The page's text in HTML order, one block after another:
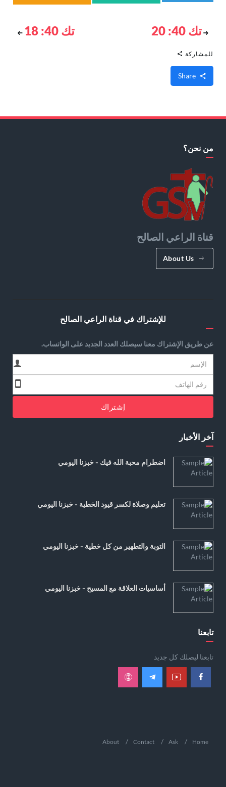
تك 40: 20 تك 40: 18
للمشاركة
من نحن؟
قناة الراعي الصالح
About Us
للإشتراك في قناة الراعي الصالح
عن طريق الإشتراك معنا سيصلك العدد الجديد على الواتساب.
إشتراك
آخر الأخبار
اضطرام محبة الله فيك - خبزنا اليومي
تعليم وصلاة لكسر قيود الخطية - خبزنا اليومي
التوبة والتطهير من كل خطية - خبزنا اليومي
أساسيات العلاقة مع المسيح - خبزنا اليومي
تابعنا
تابعنا ليصلك كل جديد
Home
Ask
Contact
About